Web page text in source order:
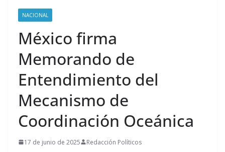
NACIONAL
México firma
Memorando de
Entendimiento del
Mecanismo de
Coordinación Oceánica
17 de junio de 2025 Redacción Políticos